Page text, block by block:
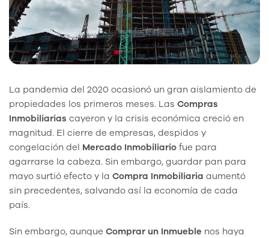
La pandemia del 2020 ocasionó un gran aislamiento de
propiedades los primeros meses. Las Compras
Inmobiliarias cayeron y la crisis económica creció en
magnitud. El cierre de empresas, despidos y
congelación del Mercado Inmobiliario fue para
agarrarse la cabeza. Sin embargo, guardar pan para
mayo surtió efecto y la Compra Inmobiliaria aumentó
sin precedentes, salvando así la economía de cada
país.
Sin embargo, aunque Comprar un Inmueble nos haya